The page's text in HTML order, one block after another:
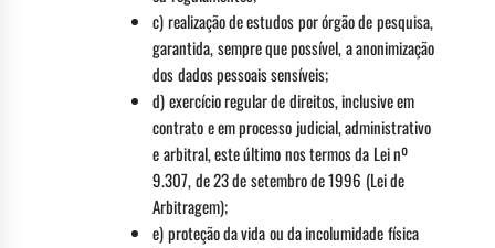
c) realização de estudos por órgão de pesquisa,
garantida, sempre que possível, a anonimização
dos dados pessoais sensíveis;
d) exercício regular de direitos, inclusive em
contrato e em processo judicial, administrativo
e arbitral, este último nos termos da Lei nº
9.307, de 23 de setembro de 1996 (Lei de
Arbitragem);
e) proteção da vida ou da incolumidade física